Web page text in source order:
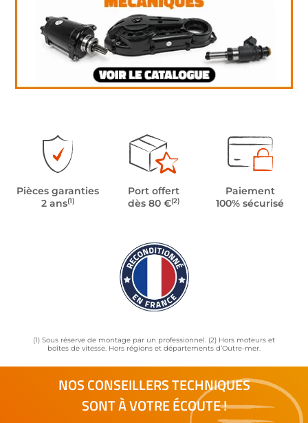
Pièces garanties
2 ans(1)
Port offert
dès 80 €(2)
Paiement
100% sécurisé
(1) Sous réserve de montage par un professionnel. (2) Hors moteurs et
boîtes de vitesse. Hors régions et départements d’Outre-mer.
NOS CONSEILLERS TECHNIQUES
SONT À VOTRE ÉCOUTE !